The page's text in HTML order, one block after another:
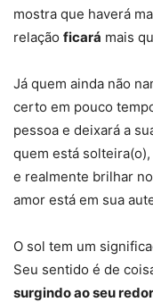
mostra que haverá
relação ficará mais
Já quem ainda não
certo em pouco
pessoa e deixará a
quem está
e realmente brilhar
amor está em sua
O sol tem um
Seu sentido é de
surgindo ao seu